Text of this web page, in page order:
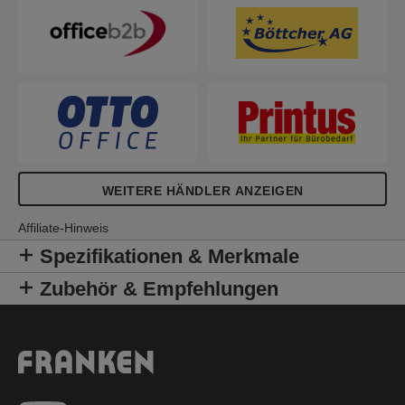
JumboMarker (rot, grün, blau, schwarz), 1 Schere,
1 Kreppband, 1 Klebestift, 300 Pinnadeln mit
Rundkopf, 1 Nadelkissen, 1 Zeigestab
WEITERE HÄNDLER ANZEIGEN
Affiliate-Hinweis
Spezifikationen & Merkmale
Zubehör & Empfehlungen